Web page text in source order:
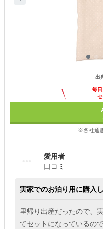
出
毎
※各社通
愛用者
口コミ
実家でのお泊り用に購入
里帰り出産だったので、
てセットになっているの